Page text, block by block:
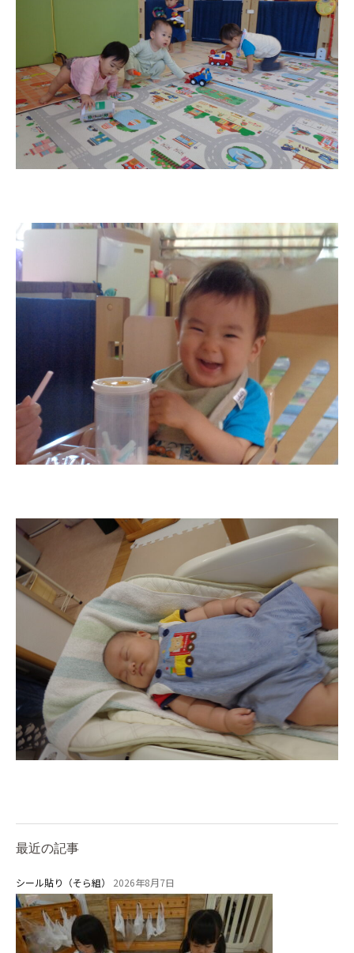
最近の記事
シール貼り（そら組） 2026年8月7日
園のこと
園舎案内
安⼼・安全対策
給⾷
課外教室
教育と保育
美⽊多幼稚園の理想
園の1⽇
年間⾏事
預かり保育［ヒラソル ]
美⽊多チコス
美⽊多チコスについて
美⽊多チコスブログ
0歳親子登園［マカロンクラス ]
1歳・2歳親子登園［マリポサクラ
ス ]
2歳児ひとり登園［ゆず組 ]
グループ施設・
関係先リンク
学校法⼈鴨⾕学園 鳳幼稚園
学校法⼈諏訪森学園 諏訪森幼稚
園
⼤阪府私⽴幼稚園連盟